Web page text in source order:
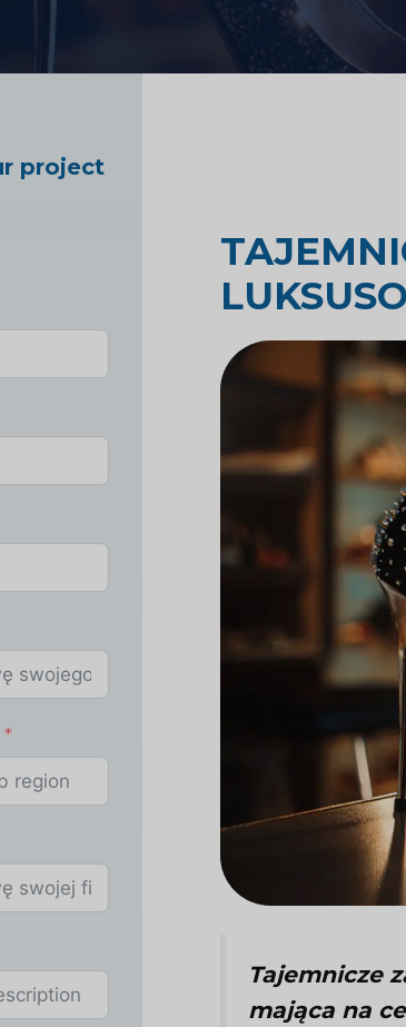
Badania rynku opieki zdrowotnej
Badania rynku przemysłowego
Tajemnicze
mająca na
project